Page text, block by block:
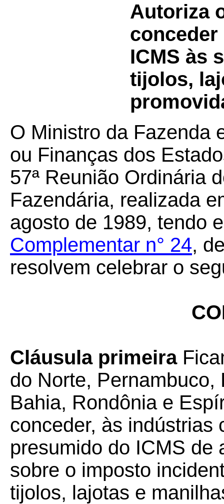
Autoriza
ICMS às
tijolos,
O Ministro da Fazenda
ou Finanças dos
57ª Reunião Ordinária
Fazendária, realizada
agosto de 1989, tendo
Complementar n° 24,
resolvem celebrar o
Cláusula primeira
do Norte,
Bahia, Rondônia e
conceder, às indústrias
presumido do ICMS de
sobre o imposto
tijolos, lajotas e